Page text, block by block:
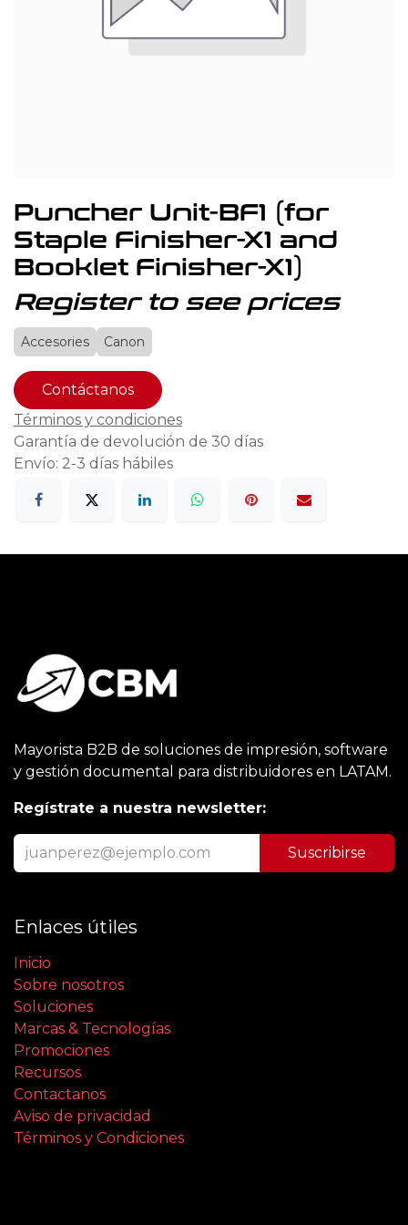
Puncher Unit-BF1 (for
Staple Finisher-X1 and
Booklet Finisher-X1)
Register to see prices
Accesories Canon
Contáctanos
Términos y condiciones
Garantía de devolución de 30 días
Envío: 2-3 días hábiles
Mayorista B2B de soluciones de impresión, software
y gestión documental para distribuidores en LATAM.
Regístrate a nuestra newsletter:
Suscribirse
Enlaces útiles
Inicio
Sobre nosotros
Soluciones
Marcas & Tecnologías
Promociones
Recursos
Contactanos
Aviso de privacidad
Términos y Condiciones